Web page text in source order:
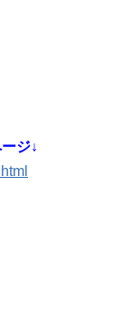
ジ↓